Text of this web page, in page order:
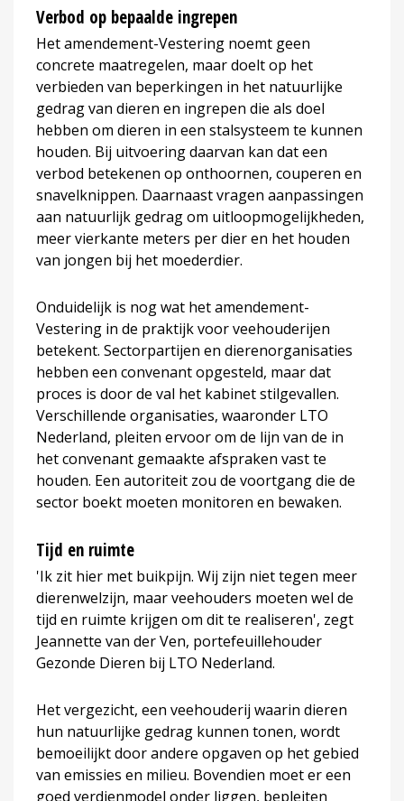
Verbod op bepaalde ingrepen
Het amendement-Vestering noemt geen
concrete maatregelen, maar doelt op het
verbieden van beperkingen in het natuurlijke
gedrag van dieren en ingrepen die als doel
hebben om dieren in een stalsysteem te kunnen
houden. Bij uitvoering daarvan kan dat een
verbod betekenen op onthoornen, couperen en
snavelknippen. Daarnaast vragen aanpassingen
aan natuurlijk gedrag om uitloopmogelijkheden,
meer vierkante meters per dier en het houden
van jongen bij het moederdier.
Onduidelijk is nog wat het amendement-
Vestering in de praktijk voor veehouderijen
betekent. Sectorpartijen en dierenorganisaties
hebben een convenant opgesteld, maar dat
proces is door de val het kabinet stilgevallen.
Verschillende organisaties, waaronder LTO
Nederland, pleiten ervoor om de lijn van de in
het convenant gemaakte afspraken vast te
houden. Een autoriteit zou de voortgang die de
sector boekt moeten monitoren en bewaken.
Tijd en ruimte
'Ik zit hier met buikpijn. Wij zijn niet tegen meer
dierenwelzijn, maar veehouders moeten wel de
tijd en ruimte krijgen om dit te realiseren', zegt
Jeannette van der Ven, portefeuillehouder
Gezonde Dieren bij LTO Nederland.
Het vergezicht, een veehouderij waarin dieren
hun natuurlijke gedrag kunnen tonen, wordt
bemoeilijkt door andere opgaven op het gebied
van emissies en milieu. Bovendien moet er een
goed verdienmodel onder liggen, bepleiten